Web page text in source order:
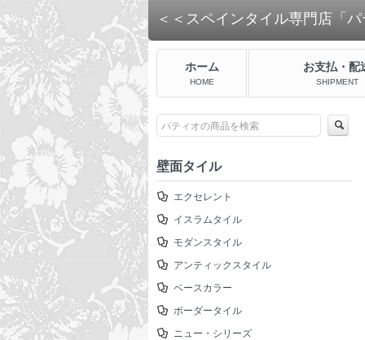
＜＜スペインタイル専門店「
ホーム
HOME
お支払・配
SHIPMENT
壁面タイル
エクセレント
イスラムタイル
モダンスタイル
アンティックスタイル
ベースカラー
ボーダータイル
ニュー・シリーズ